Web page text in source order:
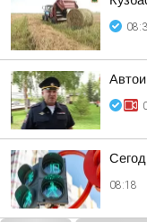
08:18